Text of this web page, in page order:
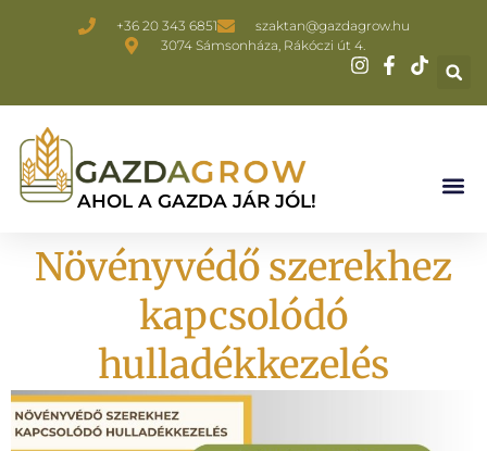
+36 20 343 6851
szaktan@gazdagrow.hu
3074 Sámsonháza, Rákóczi út 4.
AHOL A GAZDA JÁR JÓL!
Növényvédő szerekhez
kapcsolódó
hulladékkezelés